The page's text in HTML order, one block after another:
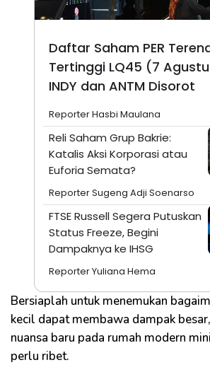
Daftar Saham PER
Tertinggi LQ45 (7
INDY dan ANTM Disorot
Reporter Hasbi Maulana
Reli Saham Grup Bakrie:
Katalis Aksi Korporasi atau
Euforia Semata?
Reporter Sugeng Adji Soenarso
FTSE Russell Segera Putuskan
Status Freeze, Begini
Dampaknya ke IHSG
Reporter Yuliana Hema
Bersiaplah untuk menemukan
kecil dapat membawa dampak
nuansa baru pada rumah modern
perlu ribet.